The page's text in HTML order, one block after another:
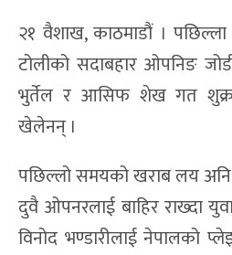
२१ वैशाख, काठमाडौं ।
टोलीको सदाबहार ओपनिङ
भुर्तेल र आसिफ शेख गत
खेलेनन् ।
पछिल्लो समयको खराब लय अनि
दुवै ओपनरलाई बाहिर राख्दा
विनोद भण्डारीलाई नेपालको